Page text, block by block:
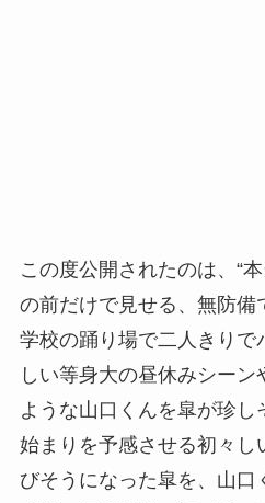
この度公開されたのは、“
の前だけで見せる、無防備
学校の踊り場で二人きりで
しい等身大の昼休みシー
ような山口くんを皐が珍
始まりを予感させる初々し
びそうになった皐を、山口